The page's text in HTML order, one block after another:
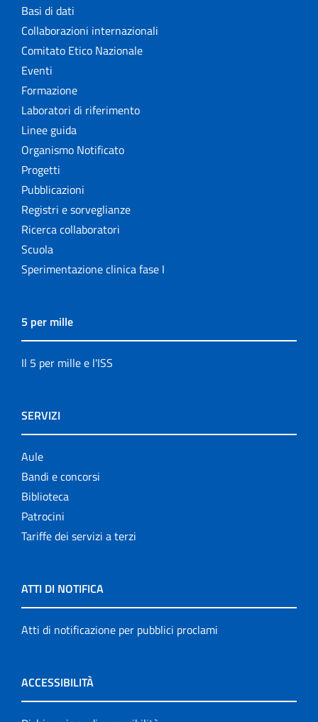
Basi di dati
Collaborazioni internazionali
Comitato Etico Nazionale
Eventi
Formazione
Laboratori di riferimento
Linee guida
Organismo Notificato
Progetti
Pubblicazioni
Registri e sorveglianze
Ricerca collaboratori
Scuola
Sperimentazione clinica fase I
5 per mille
Il 5 per mille e l'ISS
SERVIZI
Aule
Bandi e concorsi
Biblioteca
Patrocini
Tariffe dei servizi a terzi
ATTI DI NOTIFICA
Atti di notificazione per pubblici proclami
ACCESSIBILITÀ